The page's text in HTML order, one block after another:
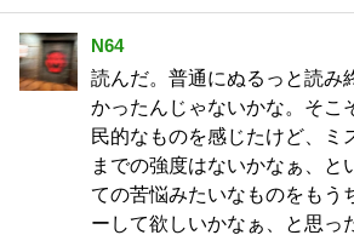
N64
読んだ。普通にぬるっと読み
かったんじゃないかな。そこ
民的なものを感じたけど、ミ
までの強度はないかなぁ、と
ての苦悩みたいなものをもう
ーして欲しいかなぁ、と思っ